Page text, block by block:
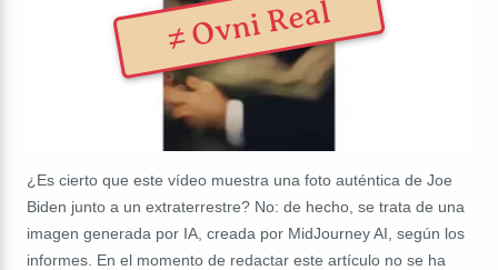
≠ Ovni Real
¿Es cierto que este vídeo muestra una foto auténtica de Joe
Biden junto a un extraterrestre? No: de hecho, se trata de una
imagen generada por IA, creada por MidJourney AI, según los
informes. En el momento de redactar este artículo no se ha